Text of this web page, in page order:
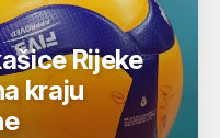
Rijeke
kraju